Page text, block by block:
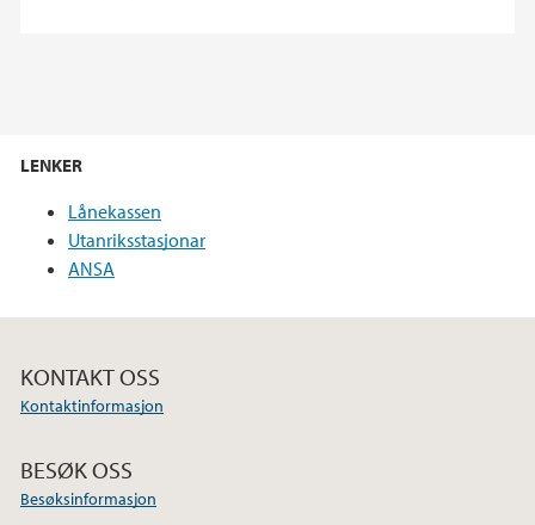
LENKER
Lånekassen
Utanriksstasjonar
ANSA
KONTAKT OSS
Kontaktinformasjon
BESØK OSS
Besøksinformasjon